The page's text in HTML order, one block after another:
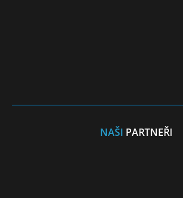
NAŠI PARTNEŘI